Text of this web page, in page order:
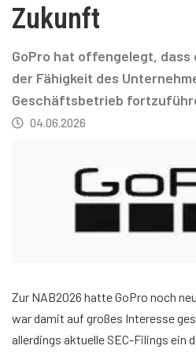
Zukunft
GoPro hat offengelegt,
der Fähigkeit des
Geschäftsbetrieb
04.06.2026
Zur NAB2026 hatte GoPro noch
war damit auf großes Interesse
allerdings aktuelle SEC-Filings ein